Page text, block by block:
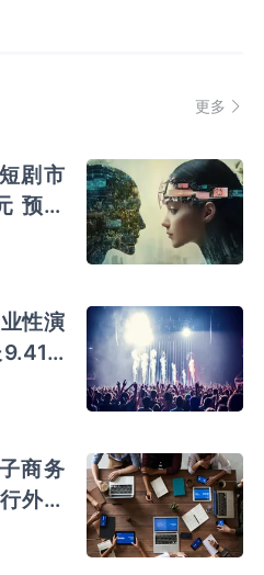
更多
剧市
预测
性演
联动
商务
外骨